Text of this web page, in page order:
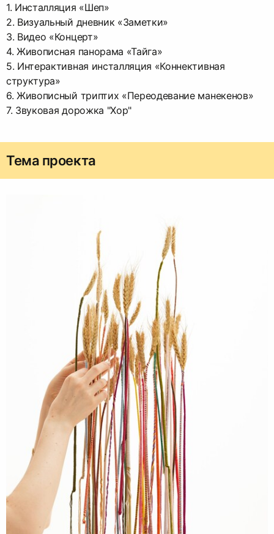
1. Инсталляция «Шеп»
2. Визуальный дневник «Заметки»
3. Видео «Концерт»
4. Живописная панорама «Тайга»
5. Интерактивная инсталляция «Коннективная
структура»
6. Живописный триптих «Переодевание манекенов»
7. Звуковая дорожка "Хор"
Тема проекта